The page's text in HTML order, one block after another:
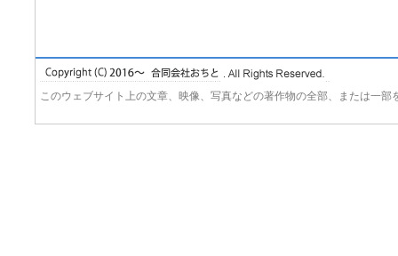
このウェブサイト上の文章、映像、写真などの著作物の全部、または一